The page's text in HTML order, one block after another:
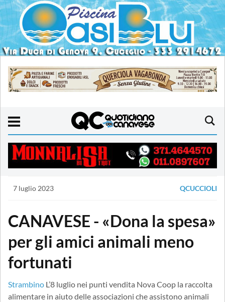
7 luglio 2023 QCUCCIOLI
CANAVESE - «Dona la spesa»
per gli amici animali meno
fortunati
Strambino L’8 luglio nei punti vendita Nova Coop la raccolta
alimentare in aiuto delle associazioni che assistono animali